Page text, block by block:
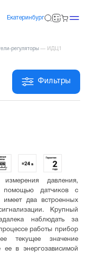
Екатеринбург
регуляторы — ИДЦ1
Фильтры
давления,
помощью датчиков с
два встроенных
Крупный
наблюдать за
работы прибор
текущее значение
в энергозависимой